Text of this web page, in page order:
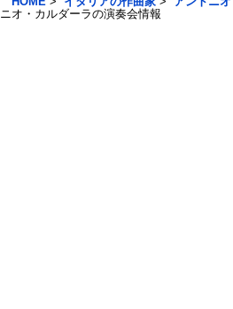
ニオ・カルダーラの演奏会情報